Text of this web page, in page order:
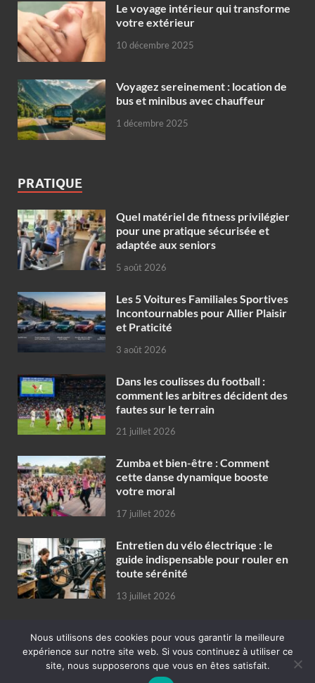
Le voyage intérieur qui transforme
votre extérieur
10 décembre 2025
Voyagez sereinement : location de
bus et minibus avec chauffeur
1 décembre 2025
PRATIQUE
Quel matériel de fitness privilégier
pour une pratique sécurisée et
adaptée aux seniors
5 août 2026
Les 5 Voitures Familiales Sportives
Incontournables pour Allier Plaisir
et Praticité
3 août 2026
Dans les coulisses du football :
comment les arbitres décident des
fautes sur le terrain
21 juillet 2026
Zumba et bien-être : Comment
cette danse dynamique booste
votre moral
17 juillet 2026
Entretien du vélo électrique : le
guide indispensable pour rouler en
toute sérénité
13 juillet 2026
Copyright © 2026publicité en ligne concept de promotion pour
entreprises et commerces.
Nous utilisons des cookies pour vous garantir la meilleure
expérience sur notre site web. Si vous continuez à utiliser ce
site, nous supposerons que vous en êtes satisfait.